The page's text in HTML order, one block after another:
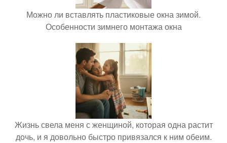
Можно ли вставлять пластиковые окна зимой.
Особенности зимнего монтажа окна
Жизнь свела меня с женщиной, которая одна растит
дочь, и я довольно быстро привязался к ним обеим.